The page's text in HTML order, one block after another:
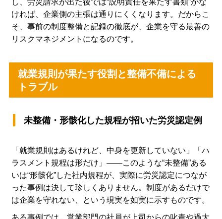
し、労災請求が出た後では“説明責任を果たす書類”がな
ければ、企業側の主張は通りにくくなります。だからこ
そ、事前の制度整備と記録の徹底が、企業を守る最善の
リスクマネジメントになるのです。
就業規則が果たす役割と整備不備による
トラブル
未整備・形骸化した規程が招いた労災認定例
「就業規則はあるけれど、中身を更新していない」「ハ
ラスメント規程は形だけ」――このような“未整備”ある
いは“形骸化”した社内規程が、実際に労災認定につなが
った事例は決して珍しくありません。制度があるだけで
は企業を守れない、という現実を如実に示すものです。